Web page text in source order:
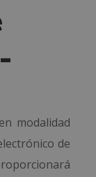
modalidad
de